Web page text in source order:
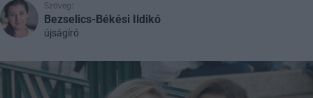
Szöveg:
Bezselics-Békési Ildikó
újságíró